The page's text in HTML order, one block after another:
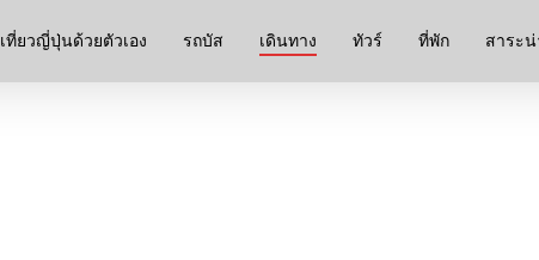
เที่ยวญี่ปุ่นด้วยตัวเอง รถบัส เดินทาง ทัวร์ ที่พัก สาระน่